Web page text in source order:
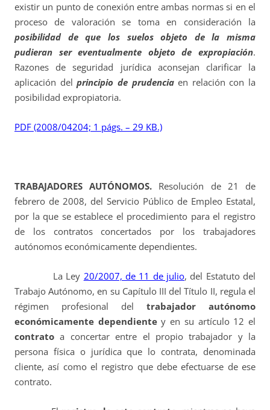
existir un punto de conexión entre ambas normas si en el
proceso de valoración se toma en consideración la
posibilidad de que los suelos objeto de la misma
pudieran ser eventualmente objeto de expropiación.
Razones de seguridad jurídica aconsejan clarificar la
aplicación delprincipio de prudenciaen relación con la
posibilidad expropiatoria.
PDF (2008/04204; 1 págs. – 29 KB.)
TRABAJADORES AUTÓNOMOS. Resolución de 21 de
febrero de 2008, del Servicio Público de Empleo Estatal,
por la que se establece el procedimiento para el registro
de los contratos concertados por los trabajadores
autónomos económicamente dependientes.
La Ley 20/2007, de 11 de julio, del Estatuto del
Trabajo Autónomo, en su Capítulo III del Título II, regula el
régimen profesional del trabajador autónomo
económicamente dependientey en su artículo 12 el
contrato a concertar entre el propio trabajador y la
persona física o jurídica que lo contrata, denominada
cliente, así como el registro que debe efectuarse de ese
contrato.